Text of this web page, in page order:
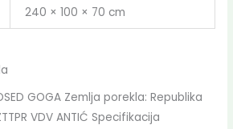
240 × 100 × 70 cm
GOGA Zemlja porekla: Republika
VDV ANTIĆ Specifikacija